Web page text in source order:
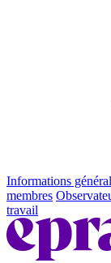
Informations
membres
travail